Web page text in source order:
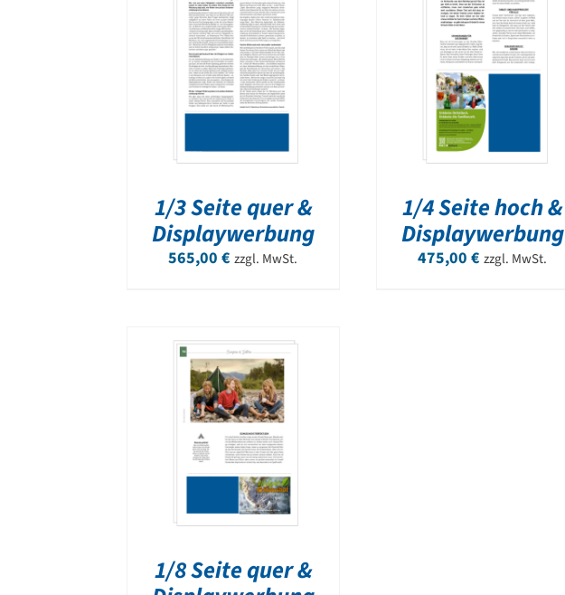
1/3 Seite quer &
Displaywerbung
565,00€ zzgl. MwSt.
1/4 Seite hoch &
Displaywerbung
475,00€ zzgl. MwSt.
1/8 Seite quer &